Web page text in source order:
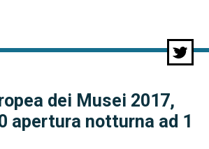
dei Musei 2017,
apertura notturna ad 1